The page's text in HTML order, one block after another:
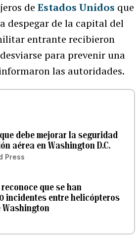
de Estados Unidos que
despegar de la capital del
entrante recibieron
para prevenir una
las autoridades.
debe mejorar la seguridad
aérea en Washington D.C.
Press
que se han
incidentes entre helicópteros
Washington